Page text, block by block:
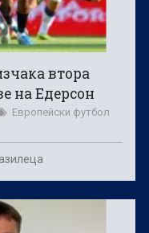
втора
на Едерсон
Европейски футбол